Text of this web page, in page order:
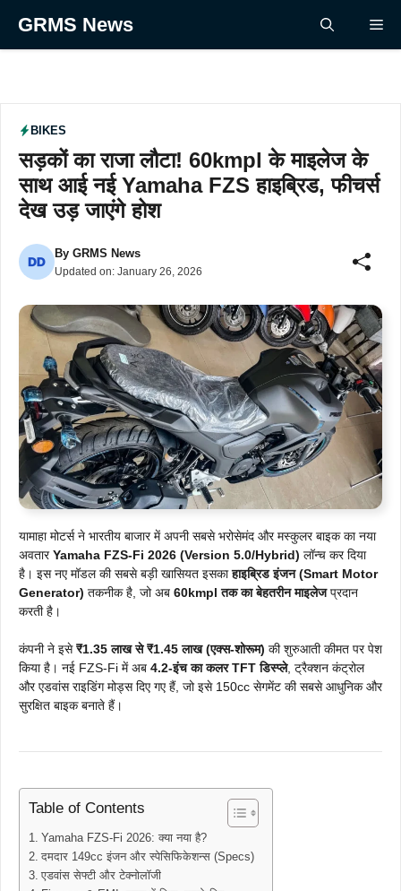
GRMS News
BIKES
सड़कों का राजा लौटा! 60kmpl के माइलेज के
साथ आई नई Yamaha FZS हाइब्रिड, फीचर्स
देख उड़ जाएंगे होश
By GRMS News
Updated on: January 26, 2026
यामाहा मोटर्स ने भारतीय बाजार में अपनी सबसे भरोसेमंद और मस्कुलर बाइक का नया
अवतारYamaha FZS-Fi 2026 (Version 5.0/Hybrid) लॉन्च कर दिया
है। इस नए मॉडल की सबसे बड़ी खासियत इसकाहाइब्रिड इंजन (Smart Motor
Generator) तकनीक है, जो अब 60kmpl तक का बेहतरीन माइलेजप्रदान
करती है।
कंपनी ने इसे₹1.35 लाख से ₹1.45 लाख (एक्स-शोरूम) की शुरुआती कीमत पर पेश
किया है। नई FZS-Fi में अब 4.2-इंच का कलर TFT डिस्प्ले, ट्रैक्शन कंट्रोल
और एडवांस राइडिंग मोड्स दिए गए हैं, जो इसे 150cc सेगमेंट की सबसे आधुनिक और
सुरक्षित बाइक बनाते हैं।
Table of Contents
Yamaha FZS-Fi 2026: क्या नया है?
दमदार 149cc इंजन और स्पेसिफिकेशन्स (Specs)
एडवांस सेफ्टी और टेक्नोलॉजी